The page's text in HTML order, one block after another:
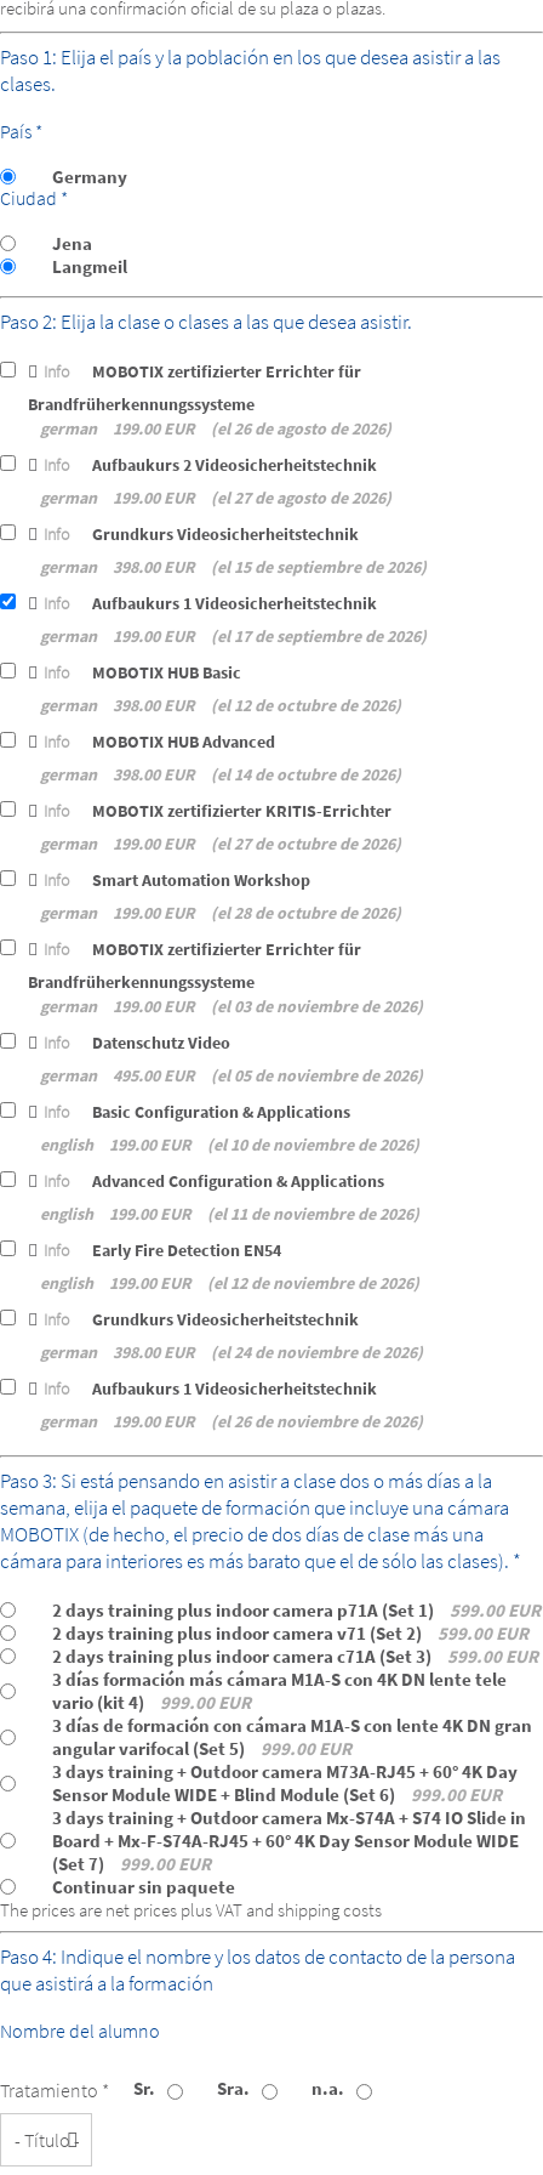
recibirá una confirmación oficial de su plaza o plazas.
Paso 1: Elija el país y la población en los que desea asistir a las
clases.
País *
Germany
Ciudad *
Jena
Langmeil
Paso 2: Elija la clase o clases a las que desea asistir.
Info
MOBOTIX zertifizierter Errichter für
Brandfrüherkennungssysteme
german
199.00 EUR
el 26 de agosto de 2026
Info
Aufbaukurs 2 Videosicherheitstechnik
german
199.00 EUR
el 27 de agosto de 2026
Info
Grundkurs Videosicherheitstechnik
german
398.00 EUR
el 15 de septiembre de 2026
Info
Aufbaukurs 1 Videosicherheitstechnik
german
199.00 EUR
el 17 de septiembre de 2026
Info
MOBOTIX HUB Basic
german
398.00 EUR
el 12 de octubre de 2026
Info
MOBOTIX HUB Advanced
german
398.00 EUR
el 14 de octubre de 2026
Info
MOBOTIX zertifizierter KRITIS-Errichter
german
199.00 EUR
el 27 de octubre de 2026
Info
Smart Automation Workshop
german
199.00 EUR
el 28 de octubre de 2026
Info
MOBOTIX zertifizierter Errichter für
Brandfrüherkennungssysteme
german
199.00 EUR
el 03 de noviembre de 2026
Info
Datenschutz Video
german
495.00 EUR
el 05 de noviembre de 2026
Info
Basic Configuration & Applications
english
199.00 EUR
el 10 de noviembre de 2026
Info
Advanced Configuration & Applications
english
199.00 EUR
el 11 de noviembre de 2026
Info
Early Fire Detection EN54
english
199.00 EUR
el 12 de noviembre de 2026
Info
Grundkurs Videosicherheitstechnik
german
398.00 EUR
el 24 de noviembre de 2026
Info
Aufbaukurs 1 Videosicherheitstechnik
german
199.00 EUR el 26 de noviembre de 2026
bundle
Paso 3: Si está pensando en asistir a clase dos o más días a la
semana, elija el paquete de formación que incluye una cámara
MOBOTIX (de hecho, el precio de dos días de clase más una
cámara para interiores es más barato que el de sólo las clases). *
2 days training plus indoor camera p71A (Set 1)
599.00 EUR
2 days training plus indoor camera v71 (Set 2)
599.00 EUR
2 days training plus indoor camera c71A (Set 3)
599.00 EUR
3 días formación más cámara M1A-S con 4K DN lente tele
vario (kit 4)
999.00 EUR
3 días de formación con cámara M1A-S con lente 4K DN gran
angular varifocal (Set 5)
999.00 EUR
3 days training + Outdoor camera M73A-RJ45 + 60° 4K Day
Sensor Module WIDE + Blind Module (Set 6)
999.00 EUR
3 days training + Outdoor camera Mx-S74A + S74 IO Slide in
Board + Mx-F-S74A-RJ45 + 60° 4K Day Sensor Module WIDE
(Set 7)
999.00 EUR
Continuar sin paquete
The prices are net prices plus VAT and shipping costs
Paso 4: Indique el nombre y los datos de contacto de la persona
que asistirá a la formación
Nombre del alumno
Tratamiento * Sr. Sra. n.a.